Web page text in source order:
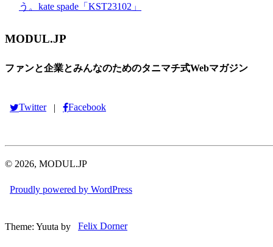
う。kate spade「KST23102」
MODUL.JP
ファンと企業とみんなのためのタニマチ式Webマガジン
Twitter | Facebook
© 2026, MODUL.JP
Proudly powered by WordPress
Theme: Yuuta by Felix Dorner